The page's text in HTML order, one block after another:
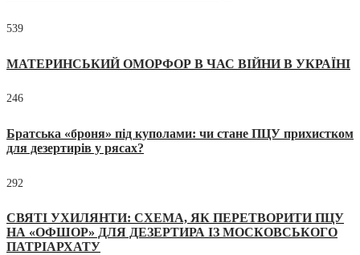
539
МАТЕРИНСЬКИЙ ОМОРФОР В ЧАС ВІЙНИ В УКРАЇНІ
246
Братська «броня» під куполами: чи стане ПЦУ прихистком
для дезертирів у рясах?
292
СВЯТІ УХИЛЯНТИ: СХЕМА, ЯК ПЕРЕТВОРИТИ ПЦУ
НА «ОФШОР» ДЛЯ ДЕЗЕРТИРА ІЗ МОСКОВСЬКОГО
ПАТРІАРХАТУ